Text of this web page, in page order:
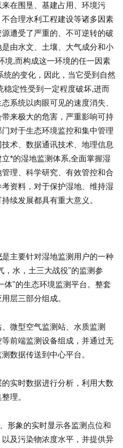
在围垦、基建占用、环境污
合理水利工程建设等诸多因素
遭受了严重的、不可逆转的破
由水文、土壤、大气成分和小
境,而构成这一环境的任一因素
统的变化，因此，当它受到自然
稳定性受到一定程度破坏,进而
系统以肉眼可见的速度消失、
来极大的危害，严重影响可持
对于生态环境监控和集中管理
术、数据通讯技术、地理信息
*的湿地监测体系,全面掌握湿
理、科学研究、有效管控和合
资料，对于保护湿地、维持湿
续发展都具有重大意义。
是主要针对湿地监测用户的一种
，水，土三大战役"的监测参
体"的生态环境监测平台。整套
层三部分组成。
微型空气监测站、水质监测
前端监测设备组成，并通过无
数据传送到中心平台。
实时数据进行分析，利用大数
理。
形象的实时显示各监测点位和
及污染物浓度水平，并提供异